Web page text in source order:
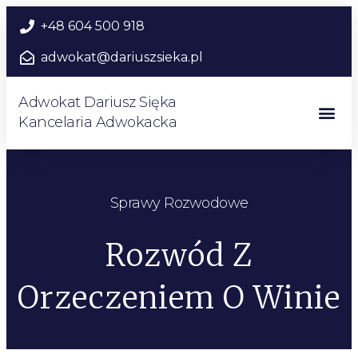
+48 604 500 918
adwokat@dariuszsieka.pl
Adwokat Dariusz Sięka
Kancelaria Adwokacka
Sprawy Rozwodowe
Rozwód Z
Orzeczeniem O Winie